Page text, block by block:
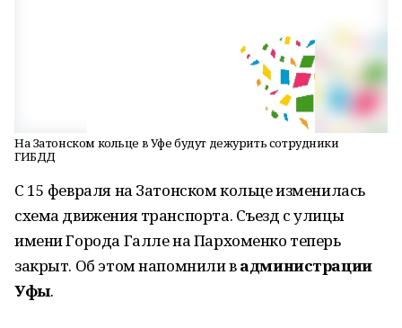
На Затонском кольце в Уфе будут дежурить сотрудники
ГИБДД
С 15 февраля на Затонском кольце изменилась
схема движения транспорта. Съезд с улицы
имени Города Галле на Пархоменко теперь
закрыт. Об этом напомнили вадминистрации
Уфы.